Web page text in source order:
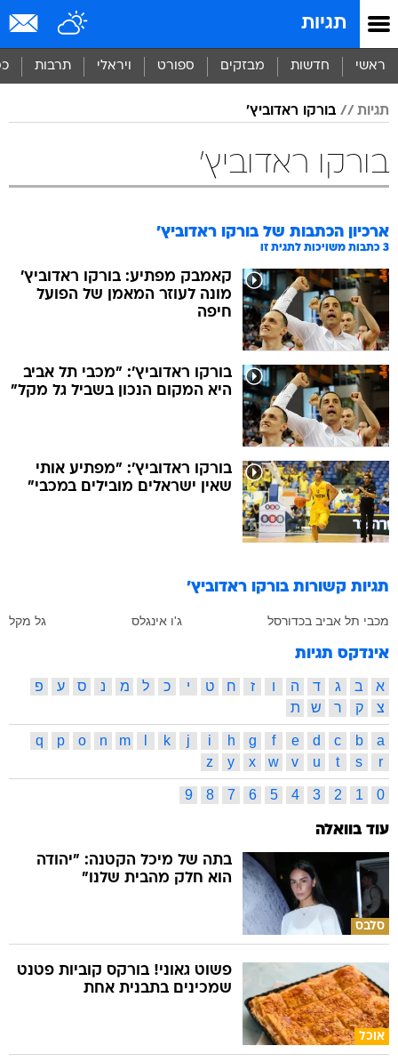
תגיות
ראשי חדשות מבזקים ספורט ויראלי תרבות
תגיות בורקו ראדוביץ'
בורקו ראדוביץ'
ארכיון הכתבות של בורקו ראדוביץ'
3 כתבות משויכות לתגית זו
קאמבק מפתיע: בורקו ראדוביץ'
מונה לעוזר המאמן של הפועל
חיפה
בורקו ראדוביץ': "מכבי תל אביב
היא המקום הנכון בשביל גל מקל"
בורקו ראדוביץ': "מפתיע אותי
שאין ישראלים מובילים במכבי"
תגיות קשורות בורקו ראדוביץ'
מכבי תל אביב בכדורסל ג'ו אינגלס גל מקל
אינדקס תגיות
א ב ג ד ה ו ז ח ט י כ ל מ נ ס ע
פ
צ
ק ר ש ת
a
b
c
d
e
f
g
h
i
j
k
m
n
o
p
q
r
s
t
u
v
w
x
y
z
0
1
2
3
4
5
6
7
8
9
עוד בוואלה
סלבס
בתה של מיכל הקטנה: "יהודה
הוא חלק מהבית שלנו"
אוכל
פשוט גאוני! בורקס קוביות פטנט
שמכינים בתבנית אחת